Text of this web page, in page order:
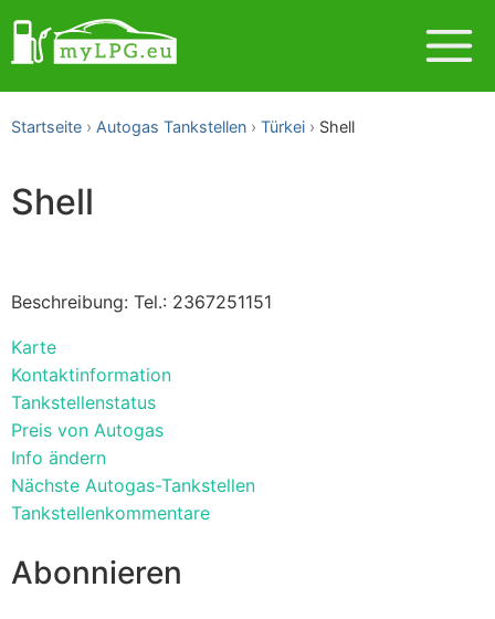
Startseite Autogas Tankstellen Türkei Shell
Shell
Beschreibung: Tel.: 2367251151
Karte
Kontaktinformation
Tankstellenstatus
Preis von Autogas
Info ändern
Nächste Autogas-Tankstellen
Tankstellenkommentare
Abonnieren